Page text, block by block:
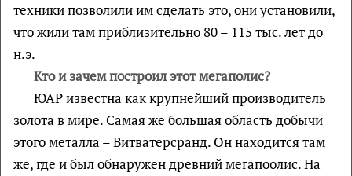
техники позволили им сделать это, они установили,
что жили там приблизительно 80 – 115 тыс. лет до
н.э.
Кто и зачем построил этот мегаполис?
ЮАР известна как крупнейший производитель
золота в мире. Самая же большая область добычи
этого металла – Витватерсранд. Он находится там
же, где и был обнаружен древний мегапоолис. На